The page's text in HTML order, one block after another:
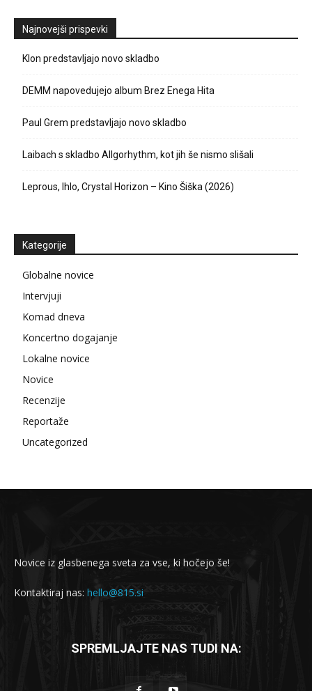
Najnovejši prispevki
Klon predstavljajo novo skladbo
DEMM napovedujejo album Brez Enega Hita
Paul Grem predstavljajo novo skladbo
Laibach s skladbo Allgorhythm, kot jih še nismo slišali
Leprous, Ihlo, Crystal Horizon – Kino Šiška (2026)
Kategorije
Globalne novice
Intervjuji
Komad dneva
Koncertno dogajanje
Lokalne novice
Novice
Recenzije
Reportaže
Uncategorized
Novice iz glasbenega sveta za vse, ki hočejo še!
Kontaktiraj nas: hello@815.si
SPREMLJAJTE NAS TUDI NA: